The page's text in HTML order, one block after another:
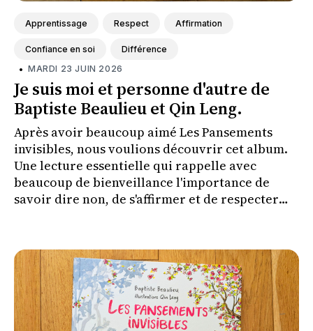
Apprentissage Respect Affirmation
Confiance en soi Différence
• MARDI 23 JUIN 2026
Je suis moi et personne d'autre de
Baptiste Beaulieu et Qin Leng.
Après avoir beaucoup aimé Les Pansements
invisibles, nous voulions découvrir cet album.
Une lecture essentielle qui rappelle avec
beaucoup de bienveillance l'importance de
savoir dire non, de s'affirmer et de respecter